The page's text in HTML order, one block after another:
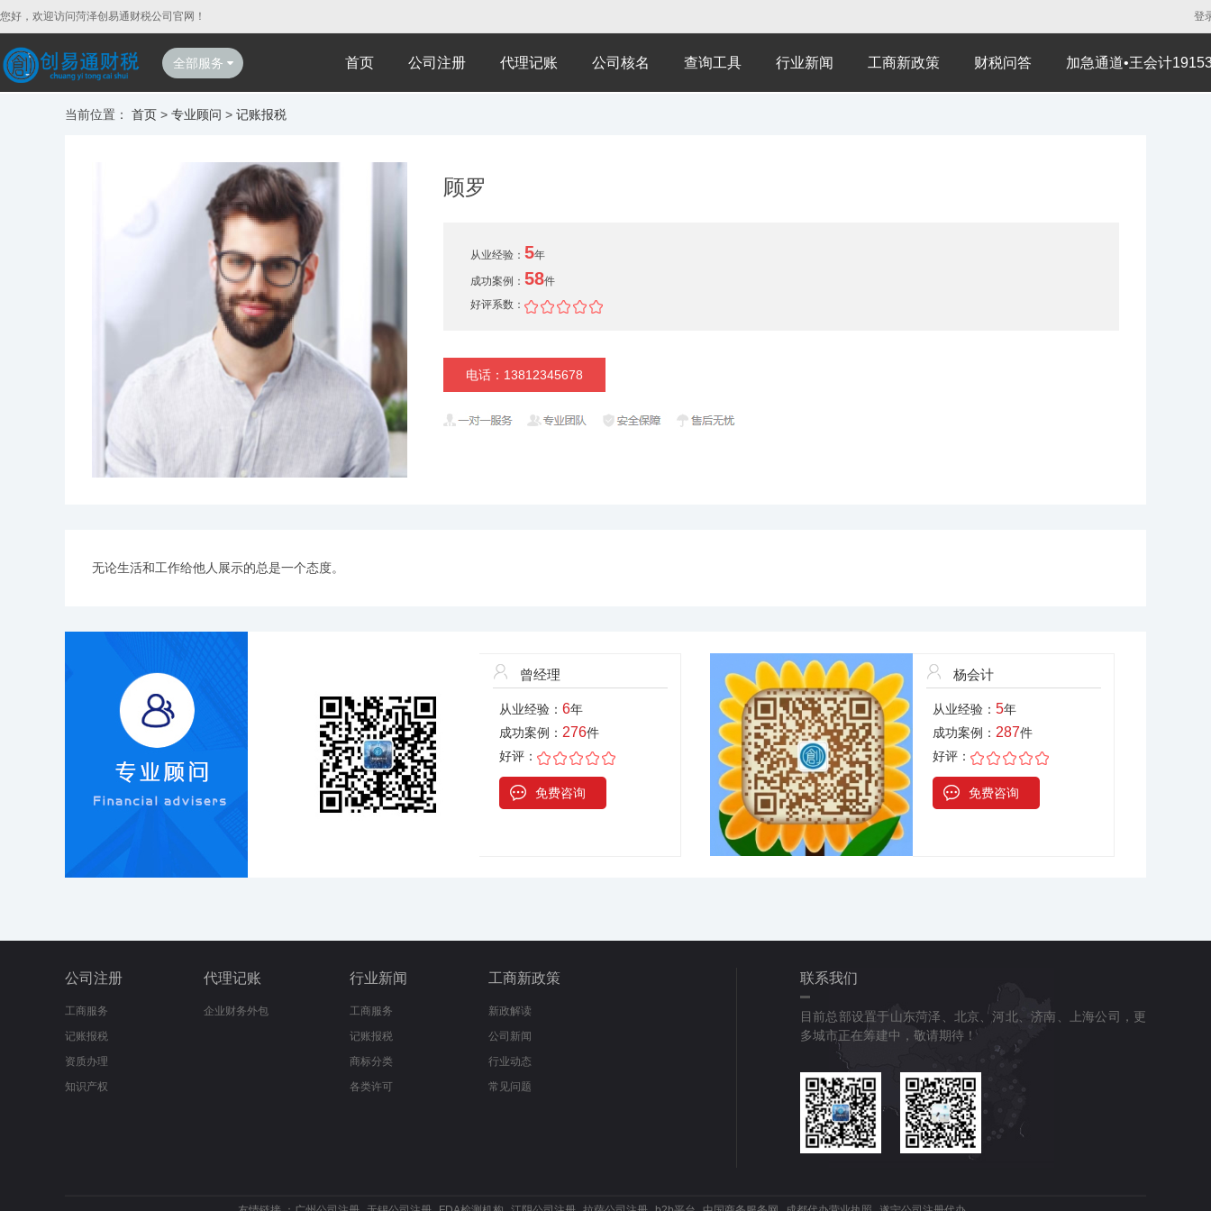
您好，欢迎访问菏泽创易通财税公司官网！ 登
全部服务 首页 公司注册 代理记账 公司核名 查询工具 行业新闻 工商新政策 财税问答 加急通道•王会计
当前位置： 首页 > 专业顾问 > 记账报税
顾罗
从业经验： 5年
成功案例： 58件
好评系数：
电话：13812345678
无论生活和工作给他人展示的总是一个态度。
曾经理
从业经验： 6年
成功案例： 276件
好评：
免费咨询
杨会计
从业经验： 5年
成功案例： 287件
好评：
免费咨询
公司注册
工商服务
记账报税
资质办理
知识产权
代理记账
企业财务外包
行业新闻
工商服务
记账报税
商标分类
各类许可
工商新政策
新政解读
公司新闻
行业动态
常见问题
联系我们
目前总部设置于山东菏泽、北京、河北、济南、上海公司，更
多城市正在筹建中，敬请期待！